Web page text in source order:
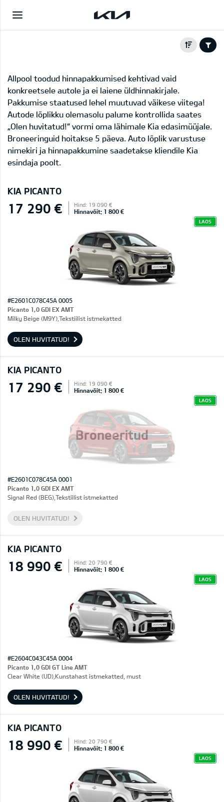
Allpool toodud hinnapakkumised kehtivad vaid
konkreetsele autole ja ei laiene üldhinnakirjale.
Pakkumise staatused lehel muutuvad väikese viitega!
Autode lõplikku olemasolu palume kontrollida saates
„Olen huvitatud!“ vormi oma lähimale Kia edasimüüjale.
Broneeringuid hoitakse 5 päeva. Auto lõplik varustuse
nimekiri ja hinnapakkumine saadetakse kliendile Kia
esindaja poolt.
KIA PICANTO
17 290 € Hind: 19 090 €
Hinnavõit: 1 800 €
LAOS
#E2601C078C45A 0005
Picanto 1,0 GDI EX AMT
Milky Beige (M9Y),Tekstiilist istmekatted
OLEN HUVITATUD!
KIA PICANTO
Broneeritud
17 290 € Hind: 19 090 €
Hinnavõit: 1 800 €
LAOS
#E2601C078C45A 0001
Picanto 1,0 GDI EX AMT
Signal Red (BEG),Tekstiilist istmekatted
OLEN HUVITATUD!
KIA PICANTO
18 990 € Hind: 20 790 €
Hinnavõit: 1 800 €
LAOS
#E2604C043C45A 0004
Picanto 1,0 GDI GT Line AMT
Clear White (UD),Kunstahast istmekatted, must
OLEN HUVITATUD!
KIA PICANTO
18 990 € Hind: 20 790 €
Hinnavõit: 1 800 €
LAOS